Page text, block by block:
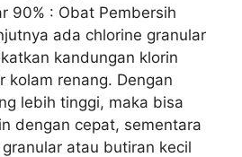
90% : Obat Pembersih
ada chlorine granular
kandungan klorin
kolam renang. Dengan
lebih tinggi, maka bisa
dengan cepat, sementara
atau butiran kecil